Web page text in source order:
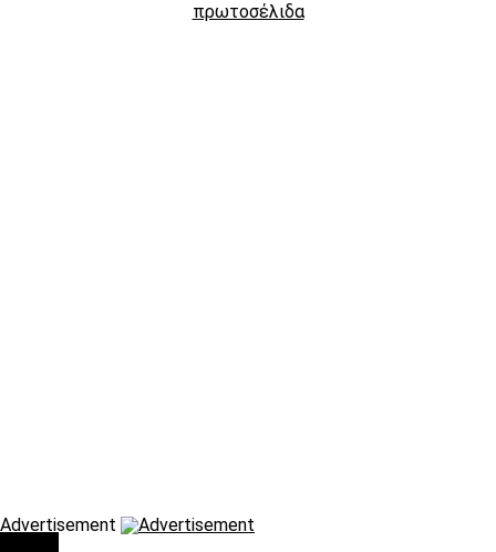
πρωτοσέλιδα
Advertisement